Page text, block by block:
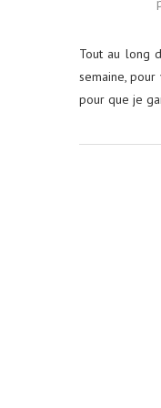
Tout au long
semaine,
pour que je